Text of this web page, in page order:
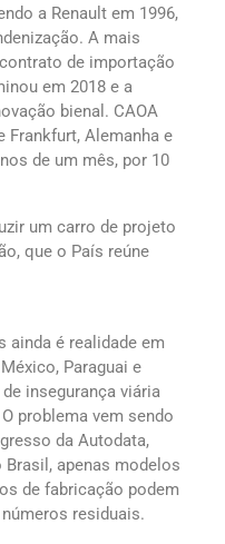
a Renault em 1996,
A mais
de importação
em 2018 e a
bienal. CAOA
Frankfurt, Alemanha e
de um mês, por 10
um carro de projeto
que o País reúne
ainda é realidade em
Paraguai e
insegurança viária
problema vem sendo
da Autodata,
apenas modelos
de fabricação podem
residuais.